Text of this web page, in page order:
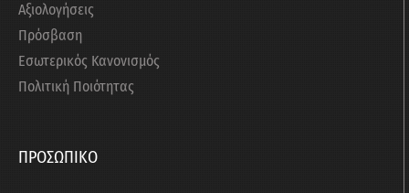
Αξιολογήσεις
Πρόσβαση
Εσωτερικός Κανονισμός
Πολιτική Ποιότητας
ΠΡΟΣΩΠΙΚΟ